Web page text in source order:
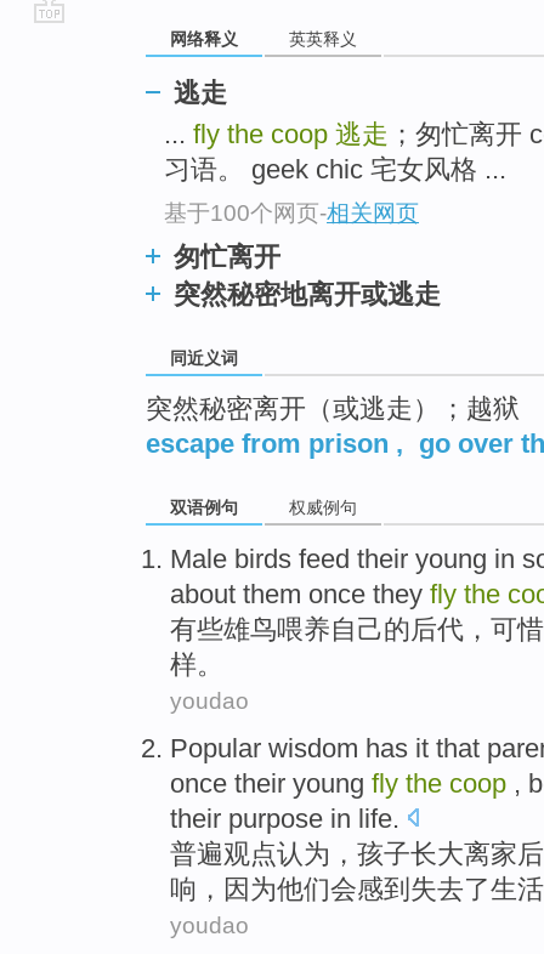
网络释义 英英释义
逃走
... fly the coop 逃走 ；匆忙离开
习语。 geek chic 宅女风格 ...
基于100个网页-相关网页
匆忙离开
突然秘密地离开或逃走
同近义词
突然秘密离开（或逃走）；越狱
escape from prison , go over
双语例句 权威例句
Male birds feed their young in
about them once they fly the
有些雄鸟喂养自己的 后代，可
样。
youdao
Popular wisdom has it that
once their young fly the coop ,
their purpose in life.
普遍观点认为， 孩子长大离家后
响 ， 因为他们会感到 失去了生活
youdao